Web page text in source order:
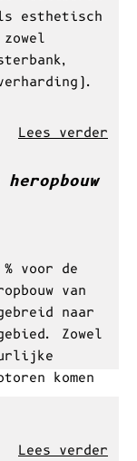
en
Lees verder